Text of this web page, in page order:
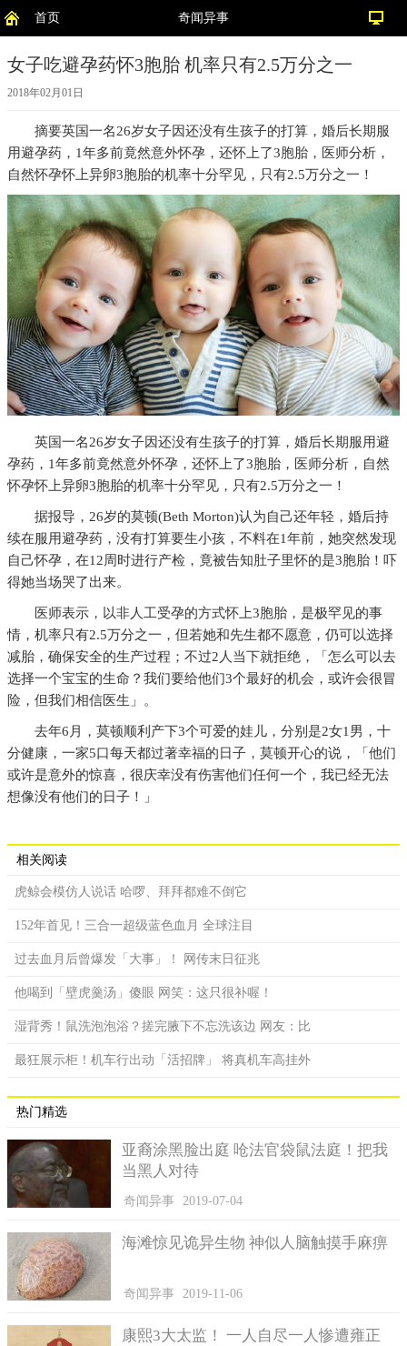
首页 奇闻异事
女子吃避孕药怀3胞胎 机率只有2.5万分之一
2018年02月01日
摘要英国一名26岁女子因还没有生孩子的打算，婚后长期服
用避孕药，1年多前竟然意外怀孕，还怀上了3胞胎，医师分析，
自然怀孕怀上异卵3胞胎的机率十分罕见，只有2.5万分之一！
英国一名26岁女子因还没有生孩子的打算，婚后长期服用避
孕药，1年多前竟然意外怀孕，还怀上了3胞胎，医师分析，自然
怀孕怀上异卵3胞胎的机率十分罕见，只有2.5万分之一！
据报导，26岁的莫顿(Beth Morton)认为自己还年轻，婚后持
续在服用避孕药，没有打算要生小孩，不料在1年前，她突然发现
自己怀孕，在12周时进行产检，竟被告知肚子里怀的是3胞胎！吓
得她当场哭了出来。
医师表示，以非人工受孕的方式怀上3胞胎，是极罕见的事
情，机率只有2.5万分之一，但若她和先生都不愿意，仍可以选择
减胎，确保安全的生产过程；不过2人当下就拒绝，「怎么可以去
选择一个宝宝的生命？我们要给他们3个最好的机会，或许会很冒
险，但我们相信医生」。
去年6月，莫顿顺利产下3个可爱的娃儿，分别是2女1男，十
分健康，一家5口每天都过著幸福的日子，莫顿开心的说，「他们
或许是意外的惊喜，很庆幸没有伤害他们任何一个，我已经无法
想像没有他们的日子！」
相关阅读
虎鲸会模仿人说话 哈啰、拜拜都难不倒它
152年首见！三合一超级蓝色血月 全球注目
过去血月后曾爆发「大事」！ 网传末日征兆
他喝到「壁虎羹汤」傻眼 网笑：这只很补喔！
湿背秀！鼠洗泡泡浴？搓完腋下不忘洗该边 网友：比
最狂展示柜！机车行出动「活招牌」 将真机车高挂外
热门精选
亚裔涂黑脸出庭 呛法官袋鼠法庭！把我
当黑人对待
奇闻异事 2019-07-04
海滩惊见诡异生物 神似人脑触摸手麻痹
奇闻异事 2019-11-06
康熙3大太监！ 一人自尽一人惨遭雍正